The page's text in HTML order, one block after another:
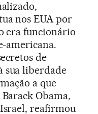
nos EUA por
era funcionário
americana.
de
sua liberdade
a que
Obama,
reafirmou